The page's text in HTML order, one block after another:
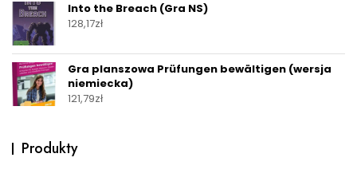
Into the Breach (Gra NS)
128,17zł
Gra planszowa Prüfungen bewältigen (wersja
niemiecka)
121,79zł
Produkty